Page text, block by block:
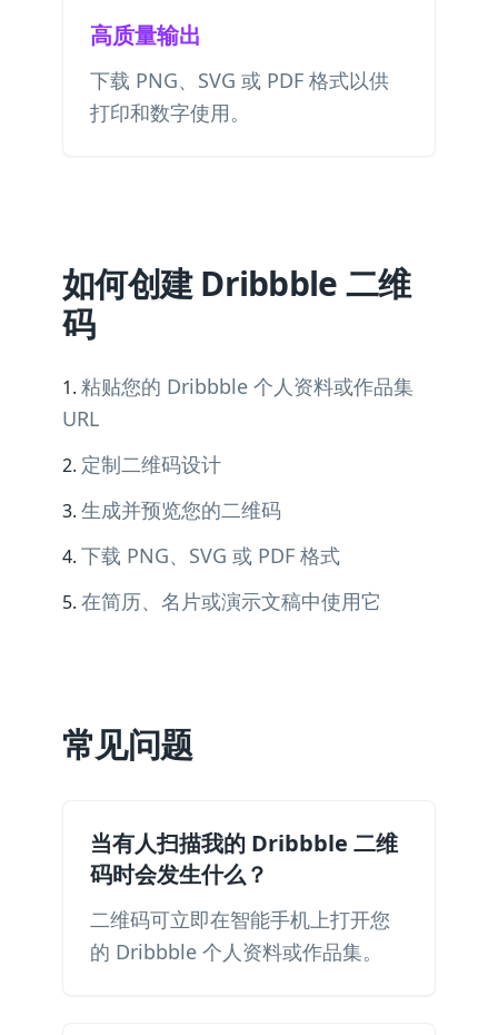
高质量输出
下载 PNG、SVG 或 PDF 格式以供
打印和数字使用。
如何创建 Dribbble 二维
码
粘贴您的 Dribbble 个人资料或作品集
URL
定制二维码设计
生成并预览您的二维码
下载 PNG、SVG 或 PDF 格式
在简历、名片或演示文稿中使用它
常见问题
当有人扫描我的 Dribbble 二维
码时会发生什么？
二维码可立即在智能手机上打开您
的 Dribbble 个人资料或作品集。